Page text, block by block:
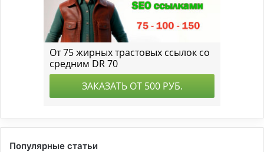
Популярные статьи